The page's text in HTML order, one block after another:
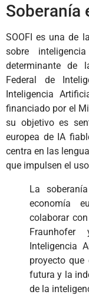
Soberanía
SOOFI es una de
sobre
determinante de
Federal de
Inteligencia
financiado por el
su objetivo es
europea de IA
centra en las
que impulsen el
La
economía
colaborar
Inteligencia
proyecto
futura y la
de la